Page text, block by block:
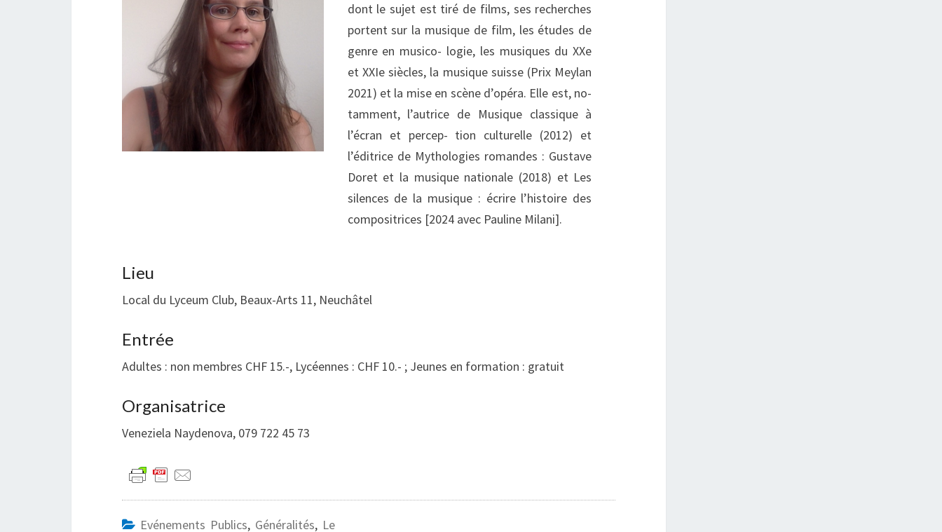
dont le sujet est tiré de films, ses recherches
portent sur la musique de film, les études de
genre en musico- logie, les musiques du XXe
et XXIe siècles, la musique suisse (Prix Meylan
2021) et la mise en scène d’opéra. Elle est, no-
tamment, l’autrice de Musique classique à
l’écran et percep- tion culturelle (2012) et
l’éditrice de Mythologies romandes : Gustave
Doret et la musique nationale (2018) et Les
silences de la musique : écrire l’histoire des
compositrices [2024 avec Pauline Milani].
Lieu
Local du Lyceum Club, Beaux-Arts 11, Neuchâtel
Entrée
Adultes : non membres CHF 15.-, Lycéennes : CHF 10.- ; Jeunes en formation : gratuit
Organisatrice
Veneziela Naydenova, 079 722 45 73
Evénements Publics, Généralités, Le